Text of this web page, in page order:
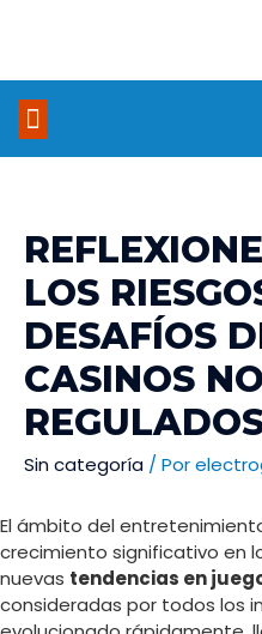
LOS
DESAFÍOS
CASINOS NO
Sin categoría / Por
El ámbito del
crecimiento significativo en
nuevas tendencias en
consideradas por todos los